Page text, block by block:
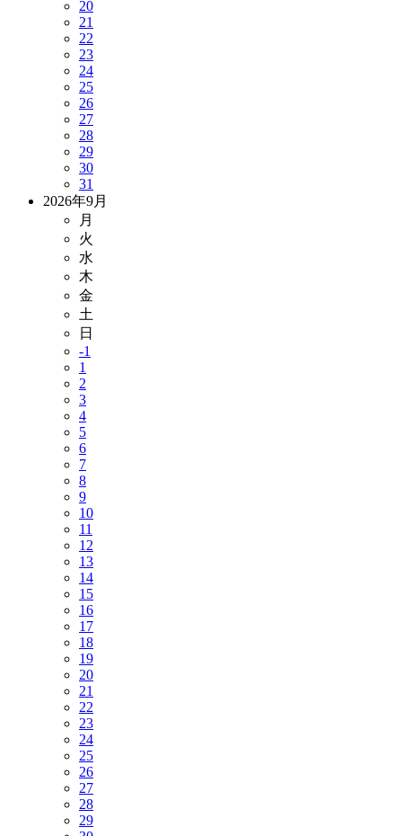
20
21
22
23
24
25
26
27
28
29
30
31
2026年9月
月
火
水
木
金
土
日
-1
1
2
3
4
5
6
7
8
9
10
11
12
13
14
15
16
17
18
19
20
21
22
23
24
25
26
27
28
29